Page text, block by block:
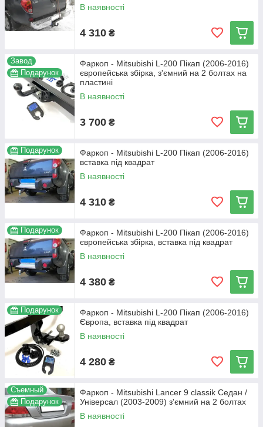
В наявності
4 310 ₴
Завод
Подарунок
Фаркоп - Mitsubishi L-200 Пікап (2006-2016)
європейська збірка, з'ємний на 2 болтах на
пластині
В наявності
3 700 ₴
Подарунок
Фаркоп - Mitsubishi L-200 Пікап (2006-2016)
вставка під квадрат
В наявності
4 310 ₴
Подарунок
Фаркоп - Mitsubishi L-200 Пікап (2006-2016)
європейська збірка, вставка під квадрат
В наявності
4 380 ₴
Подарунок
Фаркоп - Mitsubishi L-200 Пікап (2006-2016)
Європа, вставка під квадрат
В наявності
4 280 ₴
Съемный
Подарунок
Фаркоп - Mitsubishi Lancer 9 classik Седан /
Універсал (2003-2009) з'ємний на 2 болтах
В наявності